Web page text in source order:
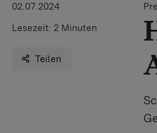
02.07.2024
Lesezeit: 2 Minuten
Teilen